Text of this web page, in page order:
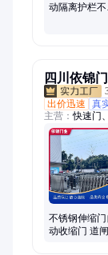
动隔离护栏不
四川依锦
出价迅速
真
主营：快速门
帘门、欧式卷
门、挡烟垂壁
门、气密门
门、车库门、
不锈钢伸缩门
动收缩门 道